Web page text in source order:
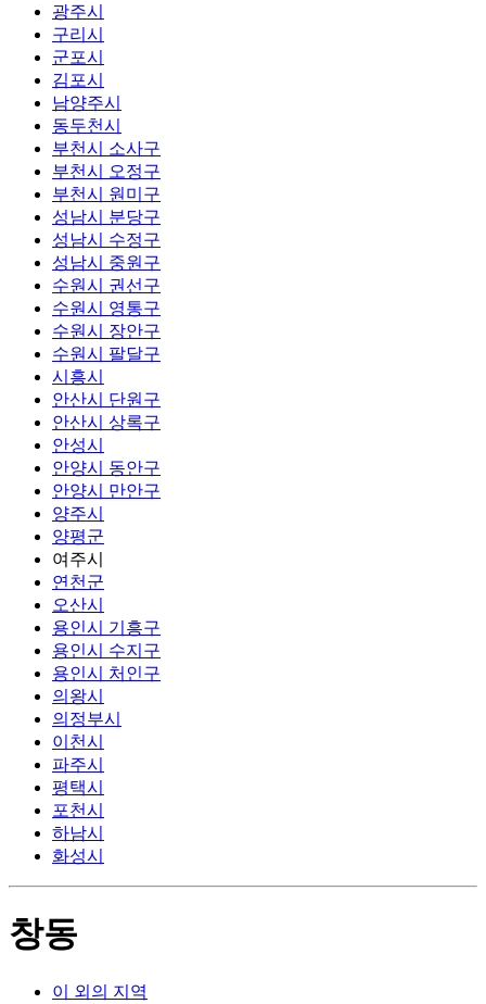
광주시
구리시
군포시
김포시
남양주시
동두천시
부천시 소사구
부천시 오정구
부천시 원미구
성남시 분당구
성남시 수정구
성남시 중원구
수원시 권선구
수원시 영통구
수원시 장안구
수원시 팔달구
시흥시
안산시 단원구
안산시 상록구
안성시
안양시 동안구
안양시 만안구
양주시
양평군
여주시
연천군
오산시
용인시 기흥구
용인시 수지구
용인시 처인구
의왕시
의정부시
이천시
파주시
평택시
포천시
하남시
화성시
창동
이 외의 지역